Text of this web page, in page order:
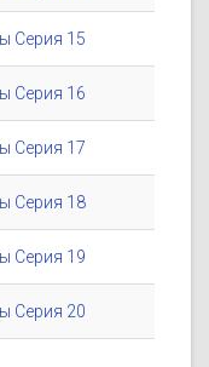
Серия 15
Серия 16
Серия 17
Серия 18
Серия 19
Серия 20